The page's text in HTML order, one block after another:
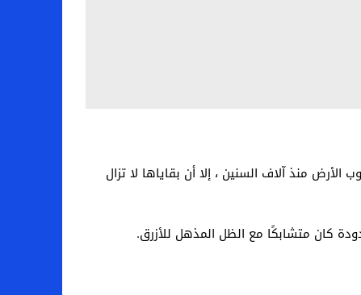
منذ آلاف السنين ، إلا أن بقاياها لا تزال